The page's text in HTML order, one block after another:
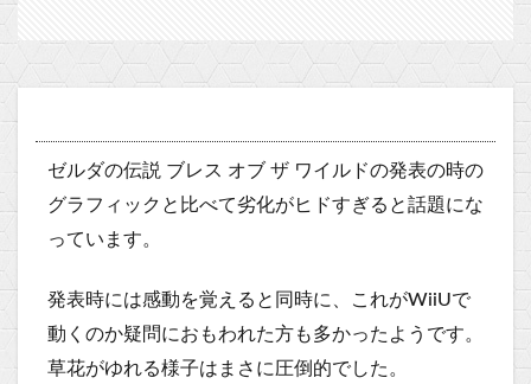
ゼルダの伝説 ブレス オブ ザ ワイルドの発表の時の
グラフィックと比べて劣化がヒドすぎると話題にな
っています。
発表時には感動を覚えると同時に、これがWiiUで
動くのか疑問におもわれた方も多かったようです。
草花がゆれる様子はまさに圧倒的でした。